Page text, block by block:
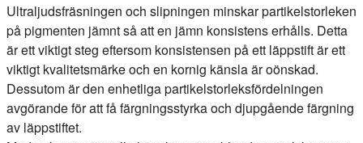
Ultraljudsfräsningen och slipningen minskar partikelstorleken
på pigmenten jämnt så att en jämn konsistens erhålls. Detta
är ett viktigt steg eftersom konsistensen på ett läppstift är ett
viktigt kvalitetsmärke och en kornig känsla är oönskad.
Dessutom är den enhetliga partikelstorleksfördelningen
avgörande för att få färgningsstyrka och djupgående färgning
av läppstiftet.